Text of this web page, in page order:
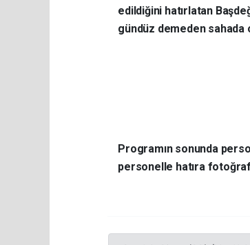
edildiğini hatırlatan
gündüz demeden sahada
Programın sonunda
personelle hatıra